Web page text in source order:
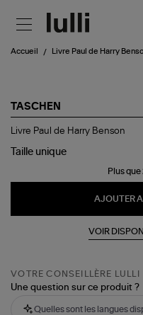
Accueil Livre Paul de Harry
TASCHEN
Livre
de
Livre Paul de Harry Benson
Taille unique
Plus
AJOUTER
VOIR
VOTRE CONSEILLÈRE LULLI
Une question sur ce produit ?
Quelles sont les langues